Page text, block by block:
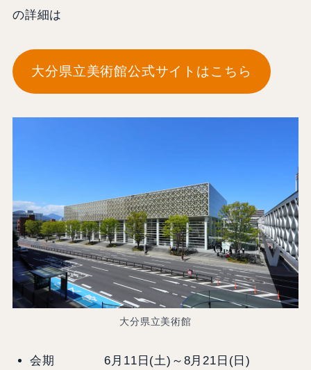
の詳細は
大分県立美術館公式サイトはこちら
大分県立美術館
会期 6月11日(土)～8月21日(日)